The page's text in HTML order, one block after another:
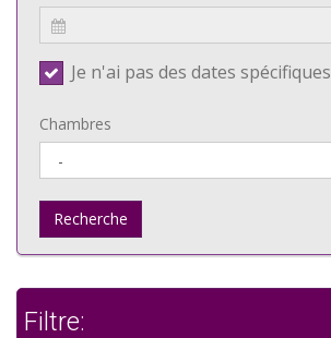
Je n'ai pas des dates spécifiques
Chambres
Recherche
Filtre: